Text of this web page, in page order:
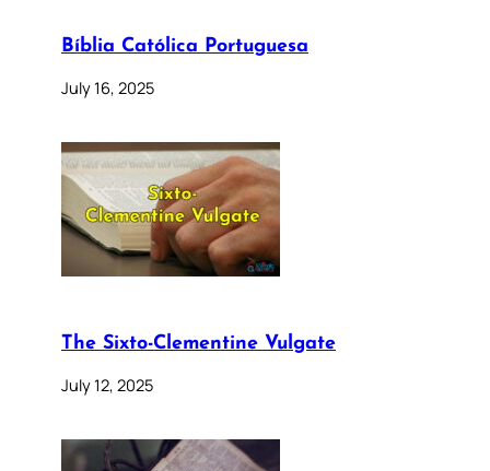
Bíblia Católica Portuguesa
July 16, 2025
The Sixto-Clementine Vulgate
July 12, 2025